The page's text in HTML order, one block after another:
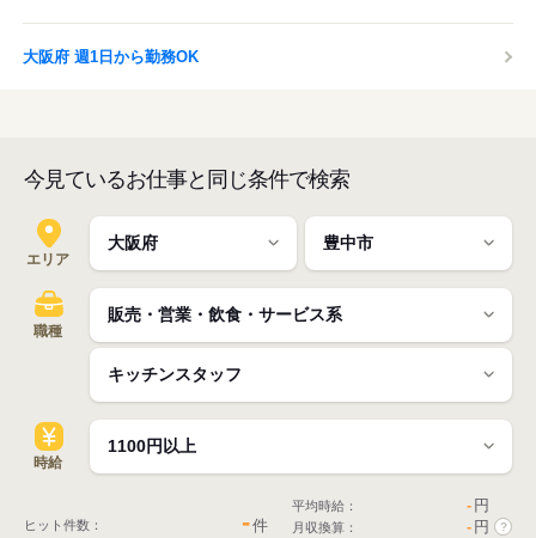
大阪府 週1日から勤務OK
今見ているお仕事と同じ条件で検索
エリア
職種
時給
ヒット件数： -件
平均時給： - 円
月収換算： - 円 ?